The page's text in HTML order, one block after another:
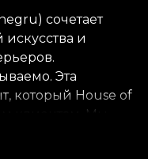
сочетает
и
Эта
который House of
клиентам. Мы
данность.